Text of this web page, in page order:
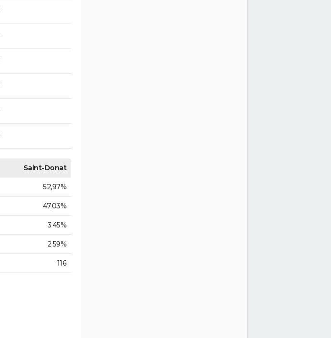
Saint-Donat
52,97%
47,03%
3,45%
2,59%
116